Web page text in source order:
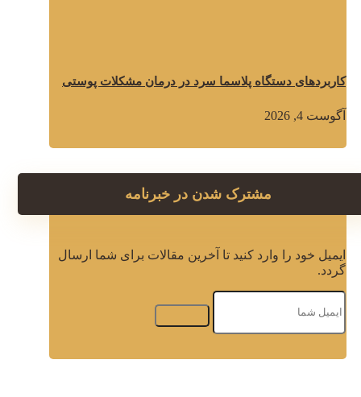
کاربردهای دستگاه پلاسما سرد در درمان مشکلات پوستی
آگوست 4, 2026
مشترک شدن در خبرنامه
ایمیل خود را وارد کنید تا آخرین مقالات برای شما ارسال
گردد.